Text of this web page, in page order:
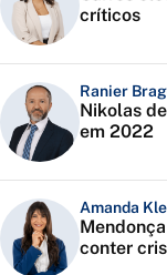
críticos
Ranier
Nikolas
em 2022
Amanda
conter